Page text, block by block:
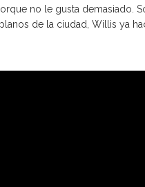
no le gusta demasiado.
de la ciudad, Willis ya